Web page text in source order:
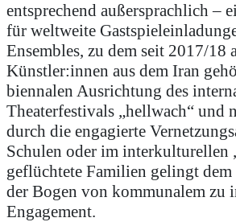
entsprechend außersprachlich –
für weltweite
Ensembles, zu dem seit 2017/18
Künstler:innen aus dem Iran
biennalen Ausrichtung des
Theaterfestivals „hellwach“ und
durch die engagierte
Schulen oder im interkulturellen
geflüchtete Familien gelingt
der Bogen von kommunalem zu
Engagement.